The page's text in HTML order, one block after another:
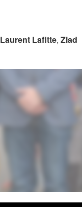
Laurent Lafitte, Ziad